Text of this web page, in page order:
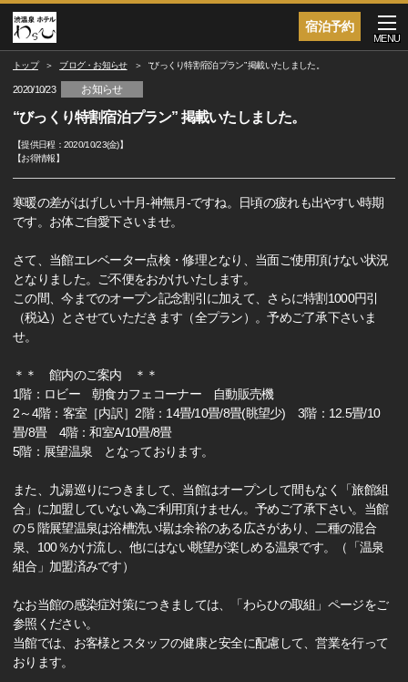
宿泊予約
MENU
トップ ブログ・お知らせ “びっくり特割宿泊プラン” 掲載いたしました。
2020/10/23 お知らせ
“びっくり特割宿泊プラン” 掲載いたしました。
【提供日程： 2020/10/23(金)】
【お得情報】
寒暖の差がはげしい十月-神無月-ですね。日頃の疲れも出やすい時期
です。お体ご自愛下さいませ。
さて、当館エレベーター点検・修理となり、当面ご使用頂けない状況
となりました。ご不便をおかけいたします。
この間、今までのオープン記念割引に加えて、さらに特割1000円引
（税込）とさせていただきます（全プラン）。予めご了承下さいま
せ。
＊＊ 館内のご案内 ＊＊
1階：ロビー 朝食カフェコーナー 自動販売機
2～4階：客室［内訳］2階：14畳/10畳/8畳(眺望少) 3階：12.5畳/10
畳/8畳 4階：和室A/10畳/8畳
5階：展望温泉 となっております。
また、九湯巡りにつきまして、当館はオープンして間もなく「旅館組
合」に加盟していない為ご利用頂けません。予めご了承下さい。当館
の５階展望温泉は浴槽洗い場は余裕のある広さがあり、二種の混合
泉、100％かけ流し、他にはない眺望が楽しめる温泉です。（「温泉
組合」加盟済みです）
なお当館の感染症対策につきましては、「わらひの取組」ページをご
参照ください。
当館では、お客様とスタッフの健康と安全に配慮して、営業を行って
おります。